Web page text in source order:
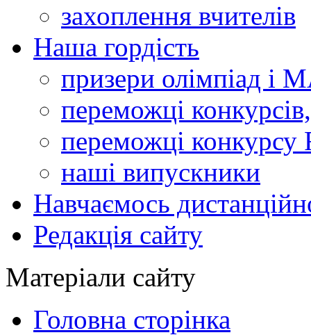
захоплення вчителів
Наша гордість
призери олімпіад і
переможці
переможці конкурсу
наші випускники
Навчаємось
Редакція сайту
Матеріали сайту
Головна сторінка